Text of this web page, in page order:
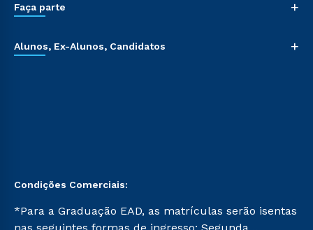
Faça parte +
Alunos, Ex-Alunos, Candidatos +
Condições Comerciais:
*Para a Graduação EAD, as matrículas serão isentas